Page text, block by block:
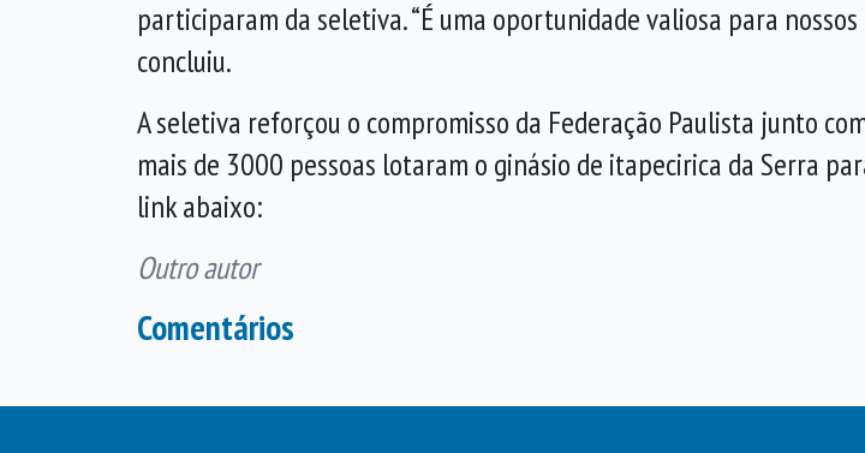
participaram da seletiva. “É uma oportunidade valiosa para
concluiu.
A seletiva reforçou o compromisso da Federação Paulista junto
mais de 3000 pessoas lotaram o ginásio de itapecirica da Serra
link abaixo:
Outro autor
Comentários